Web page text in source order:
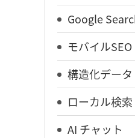
Google
モバイルSEO
構造化データ
ローカル検索
AI チャット